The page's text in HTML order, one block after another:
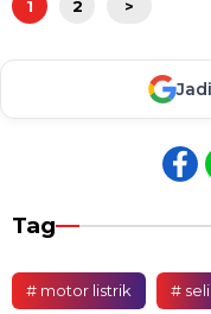
1 2 >
Tag
# motor listrik #